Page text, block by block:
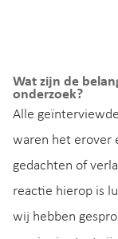
Wat zijn de
onderzoek?
Alle
waren het erover
gedachten of
reactie hierop is
wij hebben